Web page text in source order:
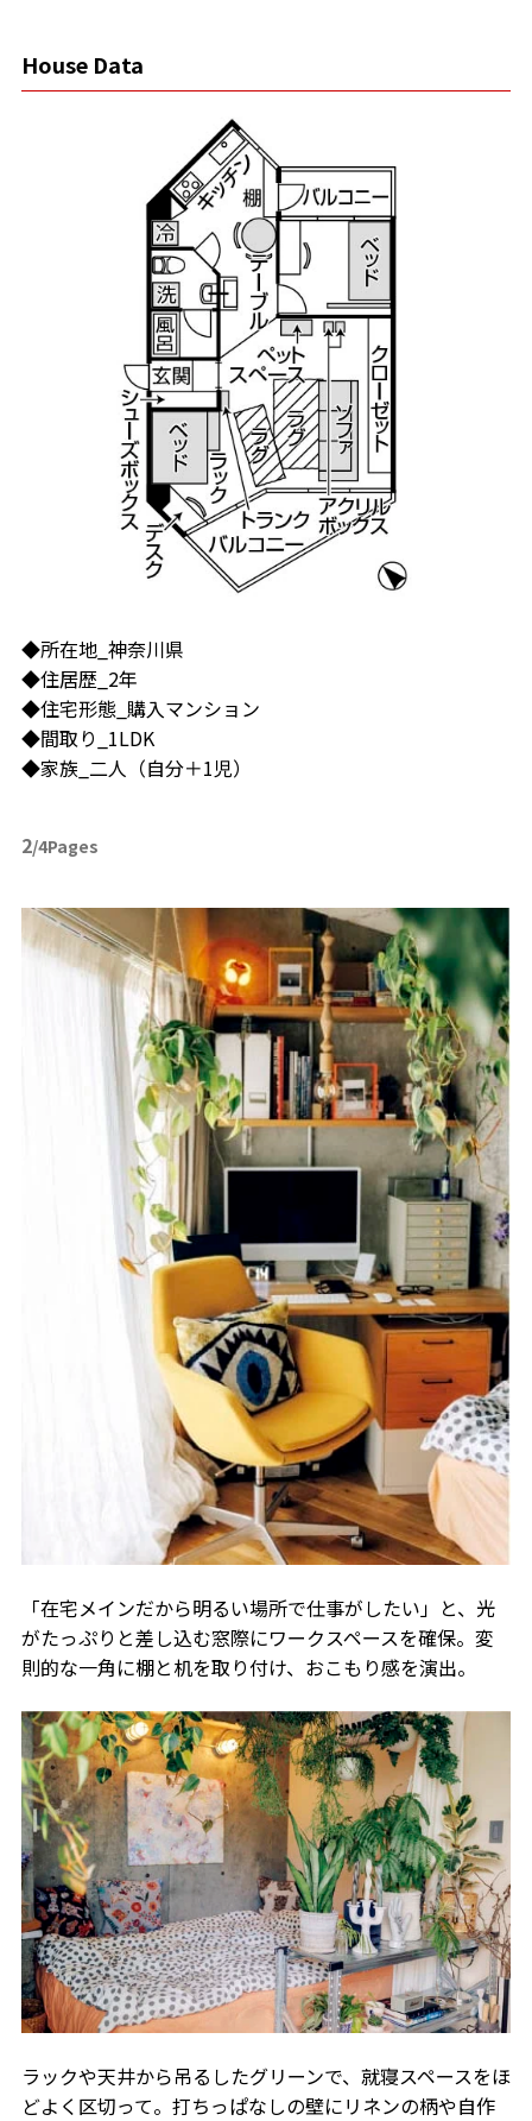
House Data
◆所在地_神奈川県
◆住居歴_2年
◆住宅形態_購入マンション
◆間取り_1LDK
◆家族_二人（自分＋1児）
2/4Pages
「在宅メインだから明るい場所で仕事がしたい」と、光
がたっぷりと差し込む窓際にワークスペースを確保。変
則的な一角に棚と机を取り付け、おこもり感を演出。
ラックや天井から吊るしたグリーンで、就寝スペースをほ
どよく区切って。打ちっぱなしの壁にリネンの柄や自作